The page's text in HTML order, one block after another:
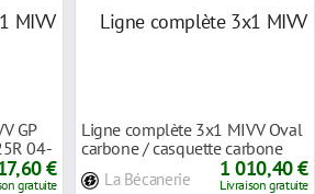
GP
04-
€
gratuite
Ligne complète 3x1 MIVV Oval
carbone / casquette carbone
La Bécanerie 1 010,40 €
Livraison gratuite